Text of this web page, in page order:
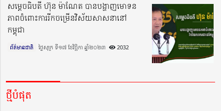
សម្តេចធិបតី ហ៊ុន ម៉ាណែត បានបង្ហាញមោទន
ភាពចំពោះការរីកចម្រើនវិស័យសាសនានៅ
កម្ពុជា
ព័ត៌មានជាតិ ថ្ងៃសុក្រ ទី១៧ ខែវិច្ឆិកា ឆ្នាំ២០២៣​ 2032
ថ្មីបំផុត